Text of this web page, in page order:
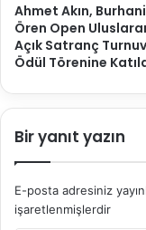
Ahmet Akın,
Ören Open
Açık Satranç
Ödül Törenine
Bir yanıt yazın
E-posta adresiniz
işaretlenmişlerdir